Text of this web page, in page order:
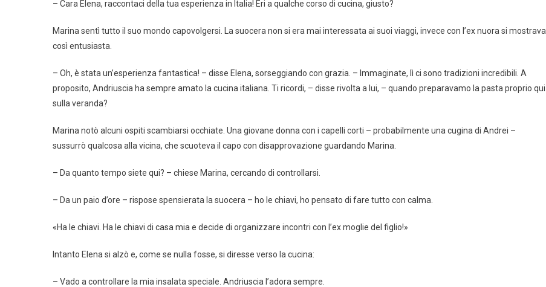
– Cara Elena, raccontaci della tua esperienza in Italia! Eri a qualche corso di cucina, giusto?
Marina sentì tutto il suo mondo capovolgersi. La suocera non si era mai interessata ai suoi viaggi, invece con l’ex nuora si mostrava
così entusiasta.
– Oh, è stata un’esperienza fantastica! – disse Elena, sorseggiando con grazia. – Immaginate, lì ci sono tradizioni incredibili. A
proposito, Andriuscia ha sempre amato la cucina italiana. Ti ricordi, – disse rivolta a lui, – quando preparavamo la pasta proprio qui
sulla veranda?
Marina notò alcuni ospiti scambiarsi occhiate. Una giovane donna con i capelli corti – probabilmente una cugina di Andrei –
sussurrò qualcosa alla vicina, che scuoteva il capo con disapprovazione guardando Marina.
– Da quanto tempo siete qui? – chiese Marina, cercando di controllarsi.
– Da un paio d’ore – rispose spensierata la suocera – ho le chiavi, ho pensato di fare tutto con calma.
«Ha le chiavi. Ha le chiavi di casa mia e decide di organizzare incontri con l’ex moglie del figlio!»
Intanto Elena si alzò e, come se nulla fosse, si diresse verso la cucina:
– Vado a controllare la mia insalata speciale. Andriuscia l’adora sempre.